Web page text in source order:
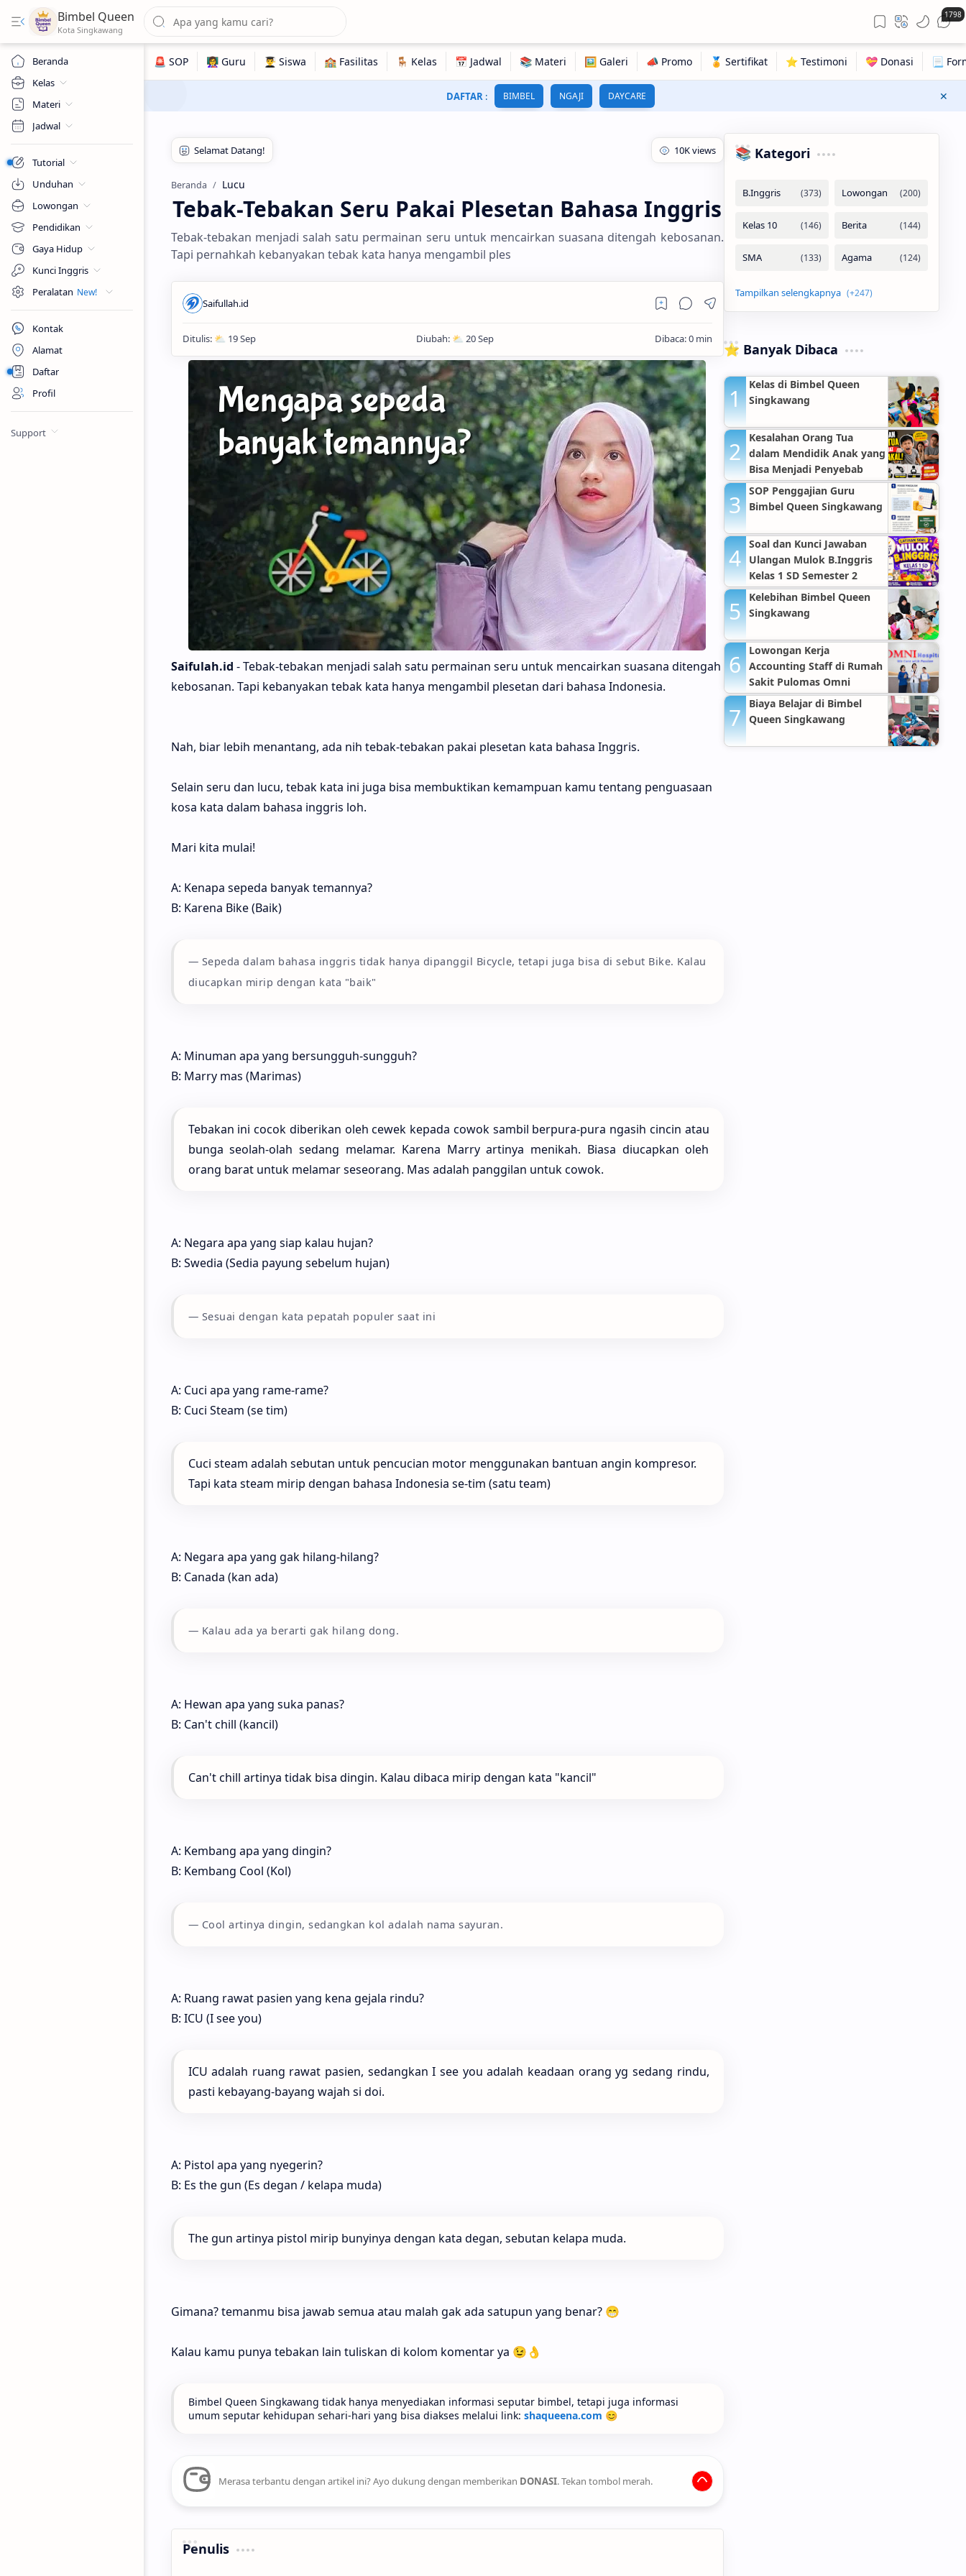
Bimbel Queen 1798
Beranda
Kelas
Materi
Jadwal
Tutorial
Unduhan
Lowongan
Pendidikan
Gaya Hidup
Kunci Inggris
Peralatan
Kontak
Alamat
Daftar
Profil
Support
DAFTAR : BIMBEL NGAJI DAYCARE
Beranda Lucu
Tebak-Tebakan Seru Pakai Plesetan Bahasa Inggris
Tebak-tebakan menjadi salah satu permainan seru untuk mencairkan suasana ditengah kebosanan.
Tapi pernahkah kebanyakan tebak kata hanya mengambil ples
Saifulah.id - Tebak-tebakan menjadi salah satu permainan seru untuk mencairkan suasana ditengah
kebosanan. Tapi kebanyakan tebak kata hanya mengambil plesetan dari bahasa Indonesia.
Nah, biar lebih menantang, ada nih tebak-tebakan pakai plesetan kata bahasa Inggris.
Selain seru dan lucu, tebak kata ini juga bisa membuktikan kemampuan kamu tentang penguasaan
kosa kata dalam bahasa inggris loh.
Mari kita mulai!
A: Kenapa sepeda banyak temannya?
B: Karena Bike (Baik)
Sepeda dalam bahasa inggris tidak hanya dipanggil Bicycle, tetapi juga bisa di sebut Bike. Kalau
diucapkan mirip dengan kata "baik"
A: Minuman apa yang bersungguh-sungguh?
B: Marry mas (Marimas)
Tebakan ini cocok diberikan oleh cewek kepada cowok sambil berpura-pura ngasih cincin atau
bunga seolah-olah sedang melamar. Karena Marry artinya menikah. Biasa diucapkan oleh
orang barat untuk melamar seseorang. Mas adalah panggilan untuk cowok.
A: Negara apa yang siap kalau hujan?
B: Swedia (Sedia payung sebelum hujan)
Sesuai dengan kata pepatah populer saat ini
A: Cuci apa yang rame-rame?
B: Cuci Steam (se tim)
Cuci steam adalah sebutan untuk pencucian motor menggunakan bantuan angin kompresor.
Tapi kata steam mirip dengan bahasa Indonesia se-tim (satu team)
A: Negara apa yang gak hilang-hilang?
B: Canada (kan ada)
Kalau ada ya berarti gak hilang dong.
A: Hewan apa yang suka panas?
B: Can't chill (kancil)
Can't chill artinya tidak bisa dingin. Kalau dibaca mirip dengan kata "kancil"
A: Kembang apa yang dingin?
B: Kembang Cool (Kol)
Cool artinya dingin, sedangkan kol adalah nama sayuran.
A: Ruang rawat pasien yang kena gejala rindu?
B: ICU (I see you)
ICU adalah ruang rawat pasien, sedangkan I see you adalah keadaan orang yg sedang rindu,
pasti kebayang-bayang wajah si doi.
A: Pistol apa yang nyegerin?
B: Es the gun (Es degan / kelapa muda)
The gun artinya pistol mirip bunyinya dengan kata degan, sebutan kelapa muda.
Gimana? temanmu bisa jawab semua atau malah gak ada satupun yang benar? 😁
Kalau kamu punya tebakan lain tuliskan di kolom komentar ya 😉👌
Bimbel Queen Singkawang tidak hanya menyediakan informasi seputar bimbel, tetapi juga informasi
umum seputar kehidupan sehari-hari yang bisa diakses melalui link: shaqueena.com 😊
Merasa terbantu dengan artikel ini? Ayo dukung dengan memberikan DONASI. Tekan tombol merah.
Penulis
📚 Kategori
⭐ Banyak Dibaca
Kelas di Bimbel Queen
Singkawang
Kesalahan Orang Tua
dalam Mendidik Anak yang
Bisa Menjadi Penyebab
Anak Nakal
SOP Penggajian Guru
Bimbel Queen Singkawang
Soal dan Kunci Jawaban
Ulangan Mulok B.Inggris
Kelas 1 SD Semester 2
Kelebihan Bimbel Queen
Singkawang
Lowongan Kerja
Accounting Staff di Rumah
Sakit Pulomas Omni
Hospitals Jakarta Timur
Biaya Belajar di Bimbel
Queen Singkawang